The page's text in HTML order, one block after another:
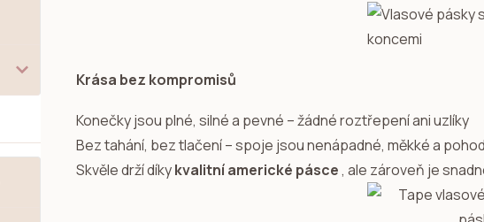
Krása bez kompromisů
Konečky jsou plné, silné a pevné – žádné roztřepení ani uzlíky
Bez tahání, bez tlačení – spoje jsou nenápadné, měkké a
Skvěle drží díkykvalitní americké pásce, ale zároveň je